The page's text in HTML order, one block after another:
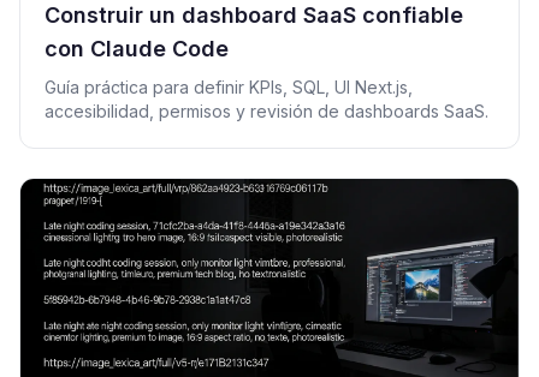
Construir un dashboard SaaS confiable
con Claude Code
Guía práctica para definir KPIs, SQL, UI Next.js,
accesibilidad, permisos y revisión de dashboards SaaS.